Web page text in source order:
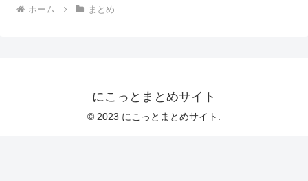
ホーム まとめ
にこっとまとめサイト
© 2023 にこっとまとめサイト.